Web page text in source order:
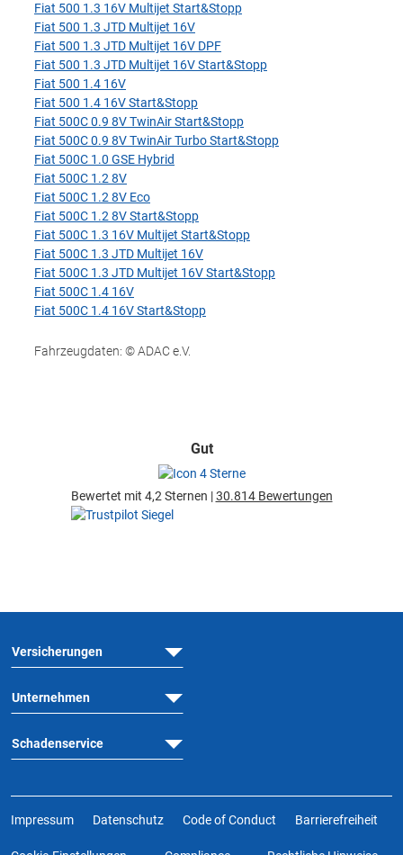
Fiat 500 1.3 16V Multijet Start&Stopp
Fiat 500 1.3 JTD Multijet 16V
Fiat 500 1.3 JTD Multijet 16V DPF
Fiat 500 1.3 JTD Multijet 16V Start&Stopp
Fiat 500 1.4 16V
Fiat 500 1.4 16V Start&Stopp
Fiat 500C 0.9 8V TwinAir Start&Stopp
Fiat 500C 0.9 8V TwinAir Turbo Start&Stopp
Fiat 500C 1.0 GSE Hybrid
Fiat 500C 1.2 8V
Fiat 500C 1.2 8V Eco
Fiat 500C 1.2 8V Start&Stopp
Fiat 500C 1.3 16V Multijet Start&Stopp
Fiat 500C 1.3 JTD Multijet 16V
Fiat 500C 1.3 JTD Multijet 16V Start&Stopp
Fiat 500C 1.4 16V
Fiat 500C 1.4 16V Start&Stopp
Fahrzeugdaten: © ADAC e.V.
Gut
Bewertet mit 4,2 Sternen |30.814 Bewertungen
Versicherungen
Unternehmen
Schadenservice
Impressum Datenschutz Code of Conduct Barrierefreiheit